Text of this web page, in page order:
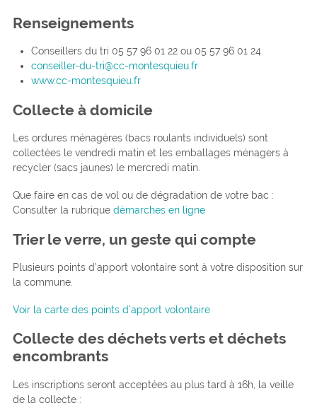
Renseignements
Conseillers du tri 05 57 96 01 22 ou 05 57 96 01 24
conseiller-du-tri@cc-montesquieu.fr
www.cc-montesquieu.fr
Collecte à domicile
Les ordures ménagères (bacs roulants individuels) sont
collectées le vendredi matin et les emballages ménagers à
recycler (sacs jaunes) le mercredi matin.
Que faire en cas de vol ou de dégradation de votre bac :
Consulter la rubrique démarches en ligne
Trier le verre, un geste qui compte
Plusieurs points d’apport volontaire sont à votre disposition sur
la commune.
Voir la carte des points d’apport volontaire
Collecte des déchets verts et déchets
encombrants
Les inscriptions seront acceptées au plus tard à 16h, la veille
de la collecte :